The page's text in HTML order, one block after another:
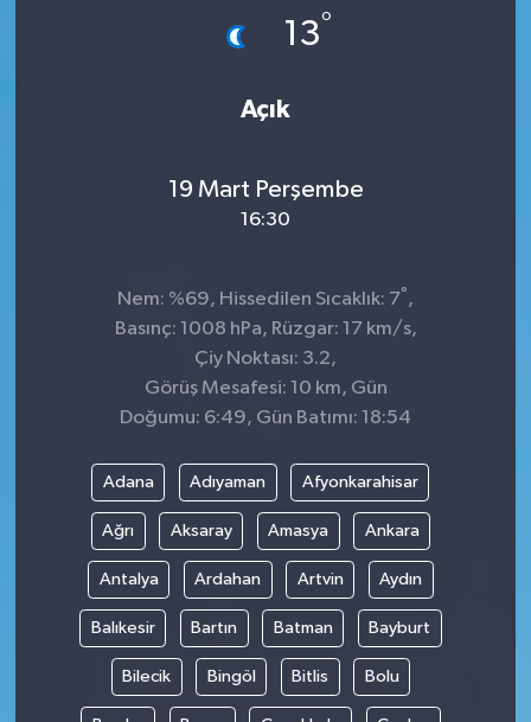
13°
Açık
19 Mart Perşembe
16:30
Nem: %69, Hissedilen Sıcaklık: 7° ,
Basınç: 1008 hPa, Rüzgar: 17 km/s,
Çiy Noktası: 3.2,
Görüş Mesafesi: 10 km, Gün
Doğumu: 6:49, Gün Batımı: 18:54
Adana Adıyaman Afyonkarahisar
Ağrı Aksaray Amasya Ankara
Antalya Ardahan Artvin Aydın
Balıkesir Bartın Batman Bayburt
Bilecik Bingöl Bitlis Bolu